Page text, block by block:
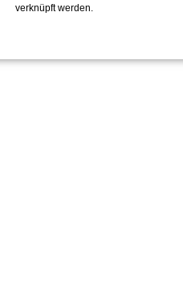
verknüpft werden.